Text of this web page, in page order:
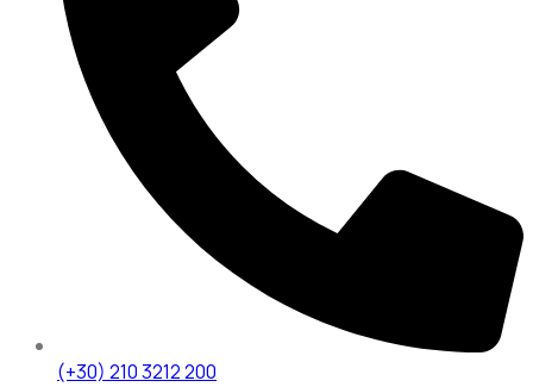
(+30) 210 3212 200